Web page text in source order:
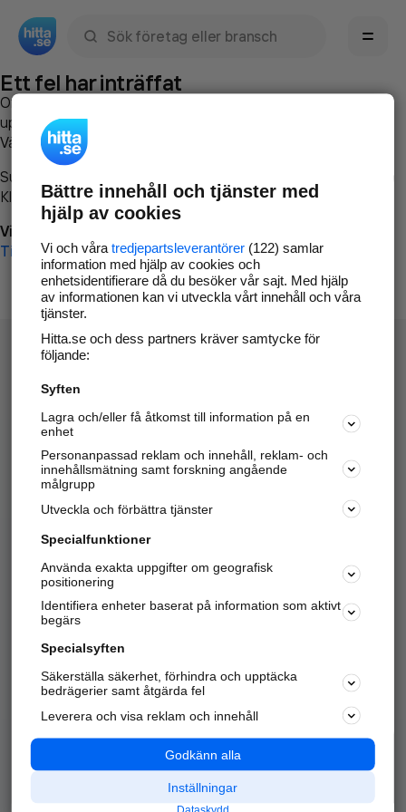
Ett fel har inträffat
Om du vill kan du
uppstod så att vi lättare och snabbare kan avhjälpa det.
Vänligen försök med följande:
Surfa till
Klicka påTillbaka-knappen i webbläsaren och försök igen
Vi beklagar besväret!
Till startsidan
Hitta.se - Gratis nummerupplysning.
Sök företag, personer och platser.
Hitta telefonnummer, adresser, företagsinfo mm.
Marknadsför företaget
Kom igång och annonsera mot
samarbetspartners nära dig.
Alla kategorier
Populära sökningar
API & Kartor
Annonsera
Integritet
Nödnummer
Bättre innehåll och tjänster med
hjälp av cookies
Vi och våra tredjepartsleverantörer(122) samlar
information med hjälp av cookies och
enhetsidentifierare då du besöker vår sajt. Med hjälp
av informationen kan vi utveckla vårt innehåll och våra
tjänster.
Hitta.se och dess partners kräver samtycke för
följande:
Syften
Lagra och/eller få åtkomst till information på en
enhet
Personanpassad reklam och innehåll, reklam- och
innehållsmätning samt forskning angående
målgrupp
Utveckla och förbättra tjänster
Specialfunktioner
Använda exakta uppgifter om geografisk
positionering
Identifiera enheter baserat på information som aktivt
begärs
Specialsyften
Säkerställa säkerhet, förhindra och upptäcka
bedrägerier samt åtgärda fel
Leverera och visa reklam och innehåll
Godkänn alla
Inställningar
Dataskydd